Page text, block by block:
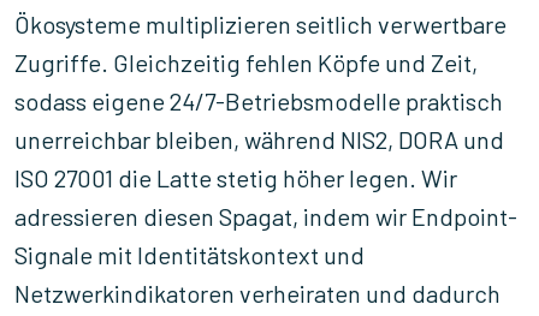
Ökosysteme multiplizieren seitlich verwertbare
Zugriffe. Gleichzeitig fehlen Köpfe und Zeit,
sodass eigene 24/7-Betriebsmodelle praktisch
unerreichbar bleiben, während NIS2, DORA und
ISO 27001 die Latte stetig höher legen. Wir
adressieren diesen Spagat, indem wir Endpoint-
Signale mit Identitätskontext und
Netzwerkindikatoren verheiraten und dadurch